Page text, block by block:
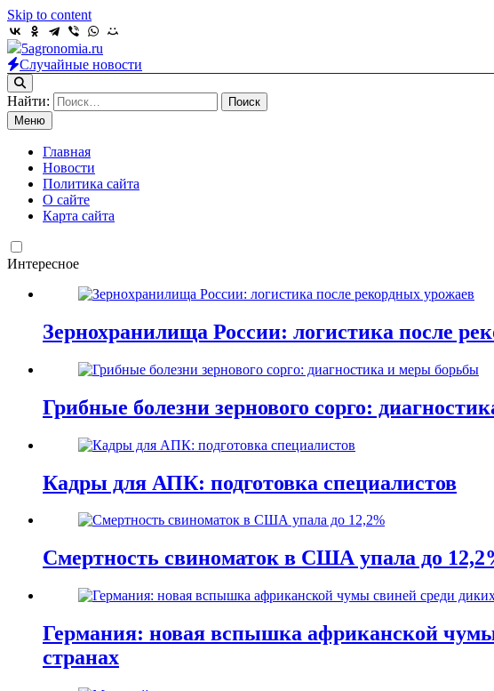
Skip to content
5agronomia.ru
Случайные новости
Найти:
Меню
Главная
Новости
Политика сайта
О сайте
Карта сайта
Интересное
Зернохранилища России: логистика после
Грибные болезни зернового сорго:
Кадры для АПК: подготовка специалистов
Смертность свиноматок в США упала до
Германия: новая вспышка африканской чумы
странах